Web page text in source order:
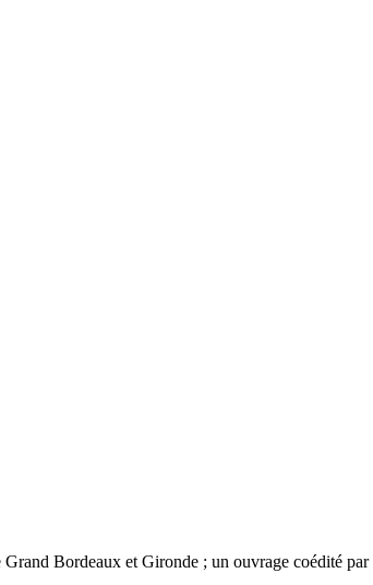
Bordeaux et Gironde ; un ouvrage coédité